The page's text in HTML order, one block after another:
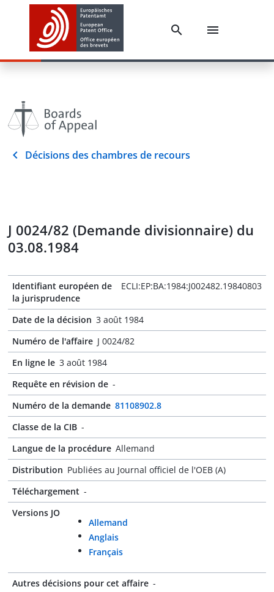
Décisions des chambres de recours
J 0024/82 (Demande divisionnaire) du
03.08.1984
Identifiant européen de
la jurisprudence
ECLI:EP:BA:1984:J002482.19840803
Date de la décision 3 août 1984
Numéro de l'affaire J 0024/82
En ligne le 3 août 1984
Requête en révision de -
Numéro de la demande 81108902.8
Classe de la CIB -
Langue de la procédure Allemand
Distribution Publiées au Journal officiel de l'OEB (A)
Téléchargement -
Versions JO
Allemand
Anglais
Français
Autres décisions pour cet affaire -